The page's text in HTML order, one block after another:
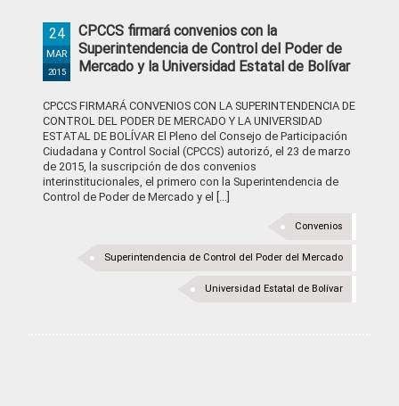
CPCCS firmará convenios con la
Superintendencia de Control del Poder de
Mercado y la Universidad Estatal de Bolívar
24
MAR
2015
CPCCS FIRMARÁ CONVENIOS CON LA SUPERINTENDENCIA DE
CONTROL DEL PODER DE MERCADO Y LA UNIVERSIDAD
ESTATAL DE BOLÍVAR El Pleno del Consejo de Participación
Ciudadana y Control Social (CPCCS) autorizó, el 23 de marzo
de 2015, la suscripción de dos convenios
interinstitucionales, el primero con la Superintendencia de
Control de Poder de Mercado y el [...]
Convenios
Superintendencia de Control del Poder del Mercado
Universidad Estatal de Bolívar